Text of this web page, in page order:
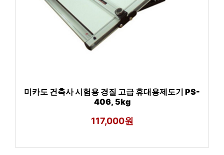
미카도 건축사 시험용 경질 고급 휴대용제도기 PS-
406, 5kg
117,000원